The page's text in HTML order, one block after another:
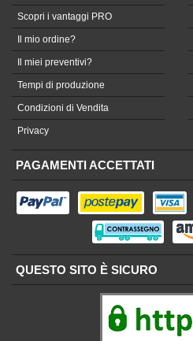
Scopri i vantaggi PRO
Il mio ordine?
Il miei preventivi?
Tempi di produzione
Condizioni di Vendita
Privacy
PAGAMENTI ACCETTATI
QUESTO SITO È SICURO